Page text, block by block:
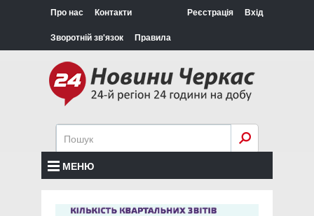
Про нас Контакти
Зворотній зв'язок Правила
Реєстрація Вхід
МЕНЮ